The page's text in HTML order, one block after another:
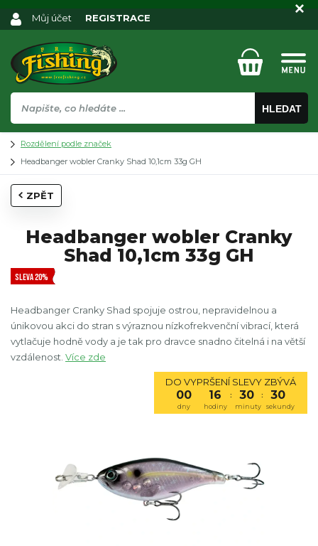
HLEDAT
Můj účet REGISTRACE
Rozdělení podle značek
Headbanger wobler Cranky Shad 10,1cm 33g GH
ZPĚT
Headbanger wobler Cranky
Shad 10,1cm 33g GH
SLEVA 20%
Headbanger Cranky Shad spojuje ostrou, nepravidelnou a
únikovou akci do stran s výraznou nízkofrekvenční vibrací, která
vytlačuje hodně vody a je tak pro dravce snadno čitelná i na větší
vzdálenost. Více zde
DO VYPRŠENÍ SLEVY ZBÝVÁ
00 16 : 30 : 29
dny hodiny minuty sekundy